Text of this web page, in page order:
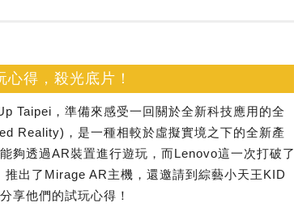
得，殺光底片！
Taipei，準備來感受一回關於全新科技應用的全
Reality)，是一種相較於虛擬實境之下的全新產
夠透過AR裝置進行遊玩，而Lenovo這一次打破了
出了Mirage AR主機，還邀請到綜藝小天王KID
享他們的試玩心得！